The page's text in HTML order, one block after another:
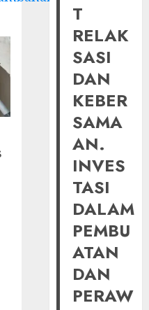
T
RELAK
SASI
DAN
KEBER
SAMA
AN.
INVES
TASI
DALAM
PEMBU
ATAN
DAN
PERAW